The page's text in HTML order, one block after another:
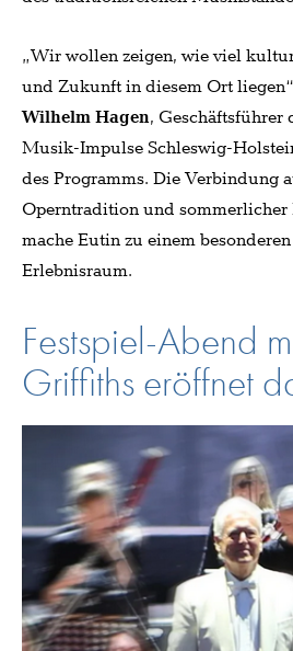
„Wir wollen zeigen, wie viel
und Zukunft in diesem Ort
Wilhelm Hagen, Geschäftsführer
Musik-Impulse Schleswig-
des Programms. Die Verbindung
Operntradition und sommerlicher
mache Eutin zu einem
Erlebnisraum.
Festspiel-Abend
Griffiths eröffnet